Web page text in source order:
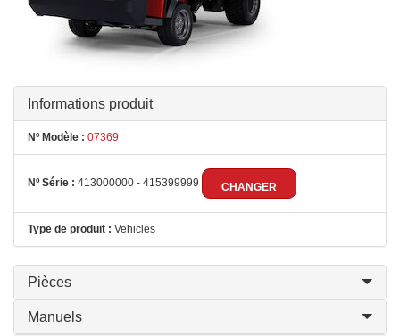
Informations produit
Nº Modèle : 07369
Nº Série : 413000000 - 415399999 CHANGER
Type de produit : Vehicles
Pièces
Manuels